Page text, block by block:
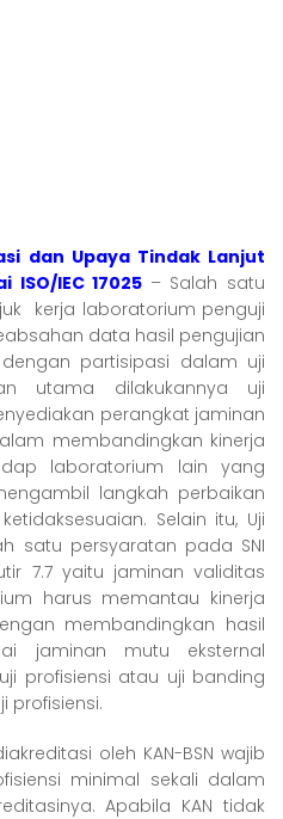
dan Upaya Tindak Lanjut
ISO/IEC 17025 – Salah satu
kerja laboratorium penguji
data hasil pengujian
partisipasi dalam uji
utama dilakukannya uji
perangkat jaminan
membandingkan kinerja
laboratorium lain yang
langkah perbaikan
Selain itu, Uji
satu persyaratan pada SNI
7.7 yaitu jaminan validitas
harus memantau kinerja
membandingkan hasil
jaminan mutu eksternal
profisiensi atau uji banding
profisiensi.
oleh KAN-BSN wajib
minimal sekali dalam
Apabila KAN tidak